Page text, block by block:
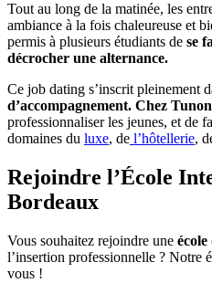
Tout au long de la matinée, les
ambiance à la fois chaleureuse et
permis à plusieurs étudiants de se
décrocher une alternance.
Ce job dating s’inscrit pleinement
d’accompagnement. Chez
professionnaliser les jeunes, et de
domaines du luxe, de l’hôtellerie,
Rejoindre l’École
Bordeaux
Vous souhaitez rejoindre une
l’insertion professionnelle ? Notre
vous !